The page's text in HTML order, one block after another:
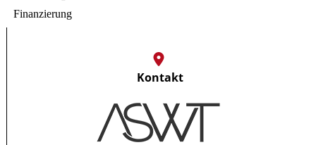
Finanzierung
Kontakt